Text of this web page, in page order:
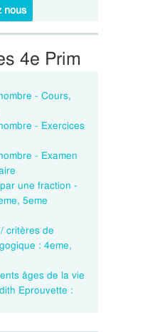
nous
4e Prim
- Cours,
- Exercices
- Examen
une fraction -
5eme
critères de
: 4eme,
âges de la vie
Eprouvette :